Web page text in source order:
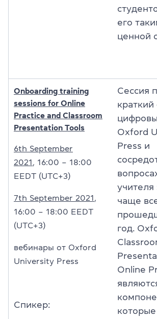
его
ценной
Onboarding training
sessions for Online
Practice and Classroom
Presentation Tools
6th September
2021
16:00 – 18:00
EEDT (UTC+3)
7th September 2021
16:00 – 18:00 EEDT
(UTC+3)
вебинары от Oxford
University Press
Спикер:
Сессия
краткий
Oxford
Press и
учителя
чаще
год.
Online